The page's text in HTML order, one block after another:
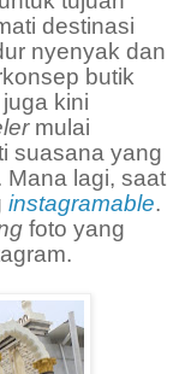
destinasi
nyenyak dan
butik
kini
mulai
suasana yang
Mana lagi, saat
instagramable.
foto yang